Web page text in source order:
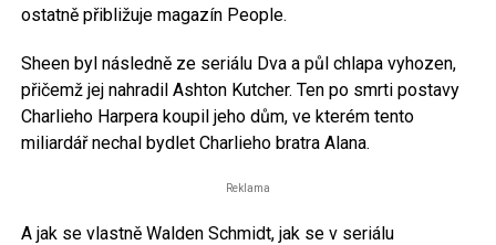
ostatně přibližuje magazín People.
Sheen byl následně ze seriálu Dva a půl chlapa vyhozen,
přičemž jej nahradil Ashton Kutcher. Ten po smrti postavy
Charlieho Harpera koupil jeho dům, ve kterém tento
miliardář nechal bydlet Charlieho bratra Alana.
Reklama
A jak se vlastně Walden Schmidt, jak se v seriálu